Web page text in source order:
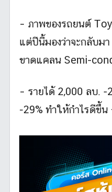
– ภาพของรถยนต์
แต่ปีนี้มองว่าจะกลับม
ขาดแคลน Semi-
– รายได้ 2,000 ลบ. -
-29% ทำให้กำไรดีขึ้น